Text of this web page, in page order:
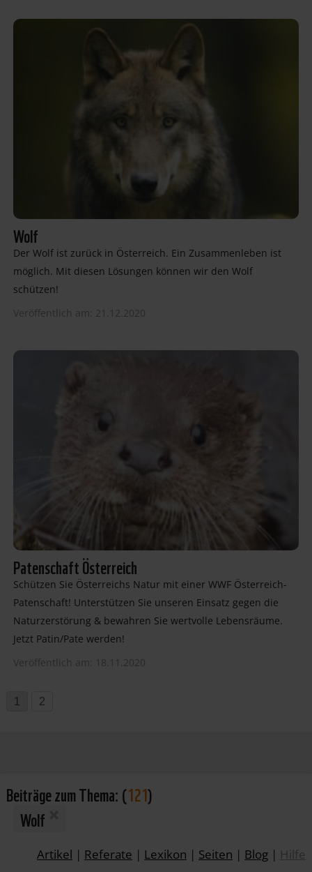
Wolf
Der Wolf ist zurück in Österreich. Ein Zusammenleben ist
möglich. Mit diesen Lösungen können wir den Wolf
schützen!
Veröffentlich am: 21.12.2020
Patenschaft Österreich
Schützen Sie Österreichs Natur mit einer WWF Österreich-
Patenschaft! Unterstützen Sie unseren Einsatz gegen die
Naturzerstörung & bewahren Sie wertvolle Lebensräume.
Jetzt Patin/Pate werden!
Veröffentlich am: 18.11.2020
1 2
Beiträge zum Thema:(121)
Wolf
Artikel | Referate | Lexikon | Seiten | Blog | Hilfe